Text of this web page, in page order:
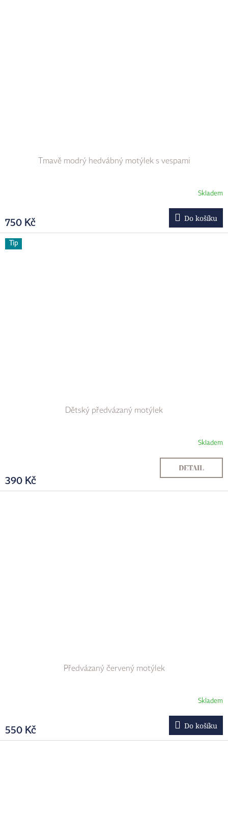
Tmavě modrý hedvábný motýlek s vespami
Skladem
750 Kč Do košíku
Tip
Dětský předvázaný motýlek
Skladem
390 Kč
DETAIL
Předvázaný červený motýlek
Skladem
550 Kč Do košíku